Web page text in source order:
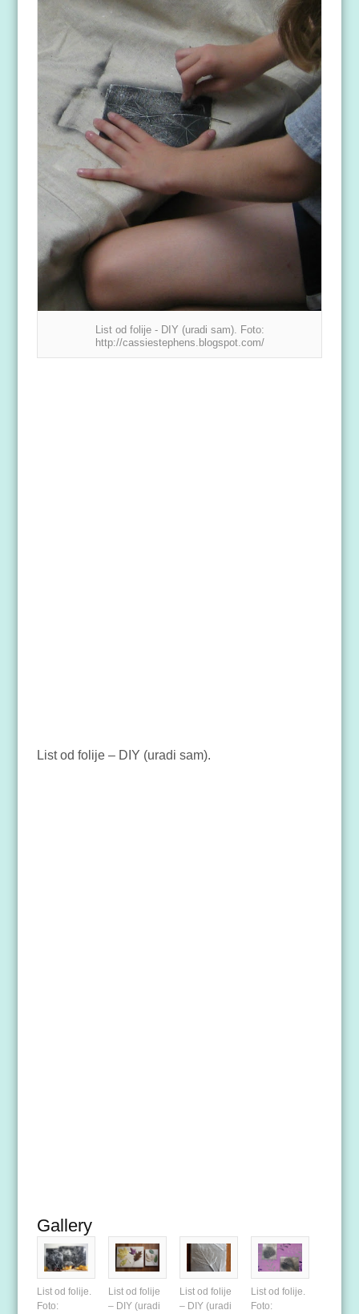
List od folije - DIY (uradi sam). Foto:
http://cassiestephens.blogspot.com/
List od folije – DIY (uradi sam).
Gallery
List od folije.
Foto:
List od folije
– DIY (uradi
List od folije
– DIY (uradi
List od folije.
Foto: